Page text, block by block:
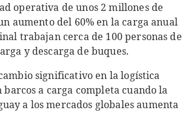
operativa de unos 2 millones de
aumento del 60% en la carga anual
trabajan cerca de 100 personas de
y descarga de buques.
significativo en la logística
a carga completa cuando la
a los mercados globales aumenta